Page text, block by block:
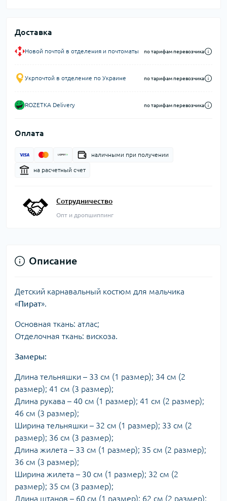
Доставка
Новой почтой в отделения и почтоматы по тарифам перевозчика
Укрпочтой в отделение по Украине по тарифам перевозчика
ROZETKA Delivery по тарифам перевозчика
Оплата
наличными при получении
на расчетный счет
Сотрудничество
Опт и дропшиппинг
Описание
Детский карнавальный костюм для мальчика
«Пират».
Основная ткань: атлас;
Отделочная ткань: вискоза.
Замеры:
Длина тельняшки – 33 см (1 размер); 34 см (2
размер); 41 см (3 размер);
Длина рукава – 40 см (1 размер); 41 см (2 размер);
46 см (3 размер);
Ширина тельняшки – 32 см (1 размер); 33 см (2
размер); 36 см (3 размер);
Длина жилета – 33 см (1 размер); 35 см (2 размер);
36 см (3 размер);
Ширина жилета – 30 см (1 размер); 32 см (2
размер); 35 см (3 размер);
Длина штанов – 60 см (1 размер); 62 см (2 размер);